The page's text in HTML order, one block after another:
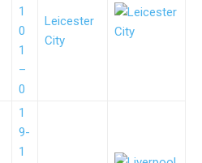
1
0
1
–
0
Leicester
City
1
9-
1